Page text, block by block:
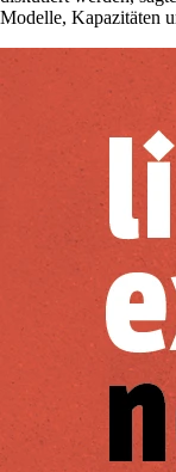
Modelle, Kapazitäten